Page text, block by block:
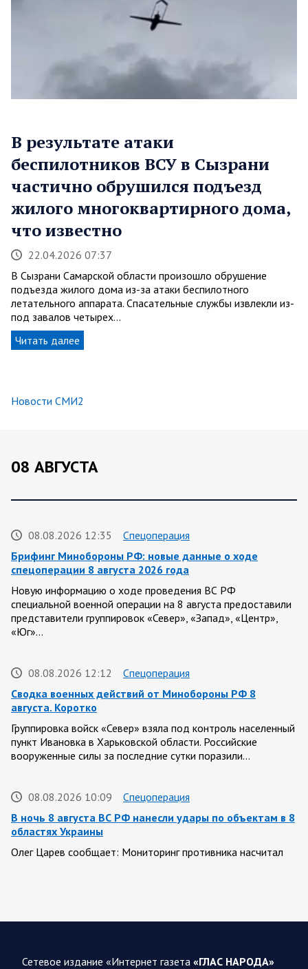
В результате атаки
беспилотников ВСУ в Сызрани
частично обрушился подъезд
жилого многоквартирного дома,
что известно
22.04.2026 07:37
В Сызрани Самарской области произошло обрушение
подъезда жилого дома из-за атаки беспилотного
летательного аппарата. Спасательные службы извлекли из-
под завалов четырех…
Читать далее
Новости СМИ2
08 АВГУСТА
08.08.2026 12:35
Спецоперация
Брифинг Минобороны РФ: новые данные о ходе
спецоперации 8 августа 2026 года
Новую информацию о ходе проведения ВС РФ
специальной военной операции на 8 августа предоставили
представители группировок «Север», «Запад», «Центр»,
«Юг»…
08.08.2026 12:12
Спецоперация
Сводка военных действий от Минобороны РФ 8
августа. Коротко
Группировка войск «Север» взяла под контроль населенный
пункт Ивановка в Харьковской области. Российские
вооруженные силы за последние сутки поразили…
08.08.2026 10:09
Спецоперация
В ночь 8 августа ВС РФ нанесли удары по объектам в 8
областях Украины
Олег Царев сообщает: Мониторинг противника насчитал
08.08.2026 10:05
Спецоперация
397 украинских БПЛА сбито ПВО ночью над 15 субъектами
Сетевое издание «Интернет газета «ГЛАС НАРОДА»